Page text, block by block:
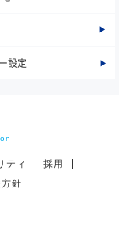
設定
ティ
採用
針